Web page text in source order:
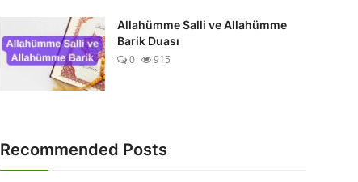
Allahümme Salli ve Allahümme
Barik Duası
0
915
Recommended Posts